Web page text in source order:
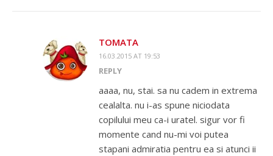
TOMATA
16.03.2015 AT 19:53
REPLY
aaaa, nu, stai. sa nu cadem in extrema
cealalta. nu i-as spune niciodata
copilului meu ca-i uratel. sigur vor fi
momente cand nu-mi voi putea
stapani admiratia pentru ea si atunci ii